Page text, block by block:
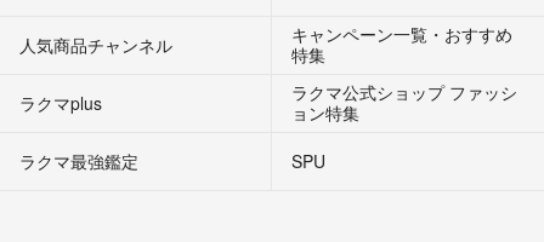
人気商品チャンネル
キャンペーン一覧・おすすめ
特集
ラクマplus
ラクマ公式ショップ ファッシ
ョン特集
ラクマ最強鑑定
SPU